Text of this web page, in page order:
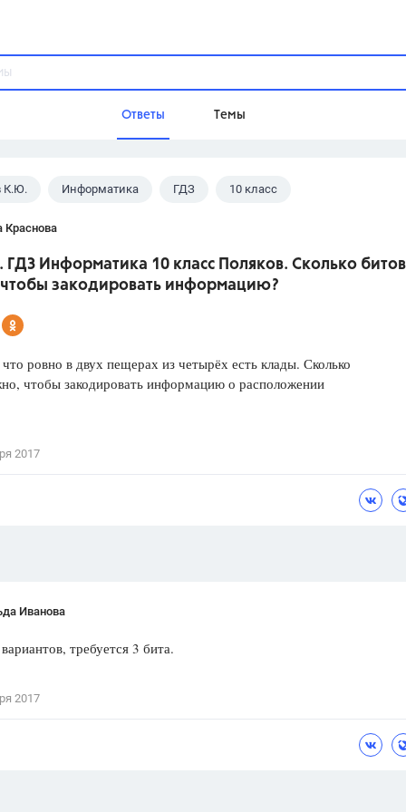
Ответы Темы
Домашнее задание
Учебники
Разумовская М.М.,Габриелян
Красота,
К.Ю. Информатика ГДЗ 10 класс
Краснова
ГДЗ Информатика 10 класс Поляков. Сколько битов
закодировать информацию?
ровно в двух пещерах из четырёх есть клады. Сколько
чтобы закодировать информацию о расположении
2017
Иванова
требуется 3 бита.
2017